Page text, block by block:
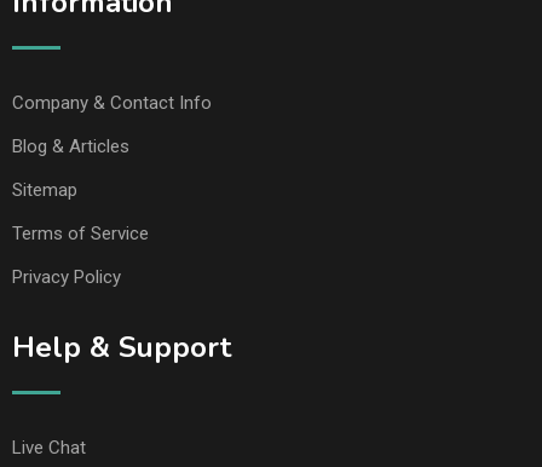
Company & Contact Info
Blog & Articles
Sitemap
Terms of Service
Privacy Policy
Help & Support
Live Chat